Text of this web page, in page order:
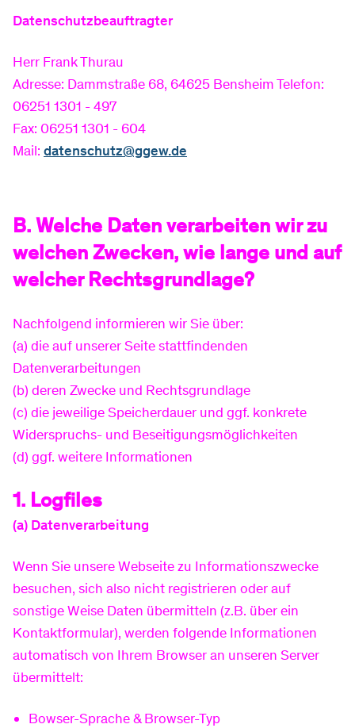
Datenschutzbeauftragter
Herr Frank Thurau
Adresse: Dammstraße 68, 64625 Bensheim Telefon:
06251 1301 - 497
Fax: 06251 1301 - 604
Mail: datenschutz@ggew.de
B. Welche Daten verarbeiten wir zu
welchen Zwecken, wie lange und auf
welcher Rechtsgrundlage?
Nachfolgend informieren wir Sie über:
(a) die auf unserer Seite stattfindenden
Datenverarbeitungen
(b) deren Zwecke und Rechtsgrundlage
(c) die jeweilige Speicherdauer und ggf. konkrete
Widerspruchs- und Beseitigungsmöglichkeiten
(d) ggf. weitere Informationen
1. Logfiles
(a) Datenverarbeitung
Wenn Sie unsere Webseite zu Informationszwecke
besuchen, sich also nicht registrieren oder auf
sonstige Weise Daten übermitteln (z.B. über ein
Kontaktformular), werden folgende Informationen
automatisch von Ihrem Browser an unseren Server
übermittelt:
Bowser-Sprache & Browser-Typ